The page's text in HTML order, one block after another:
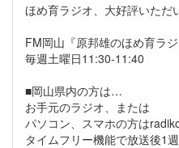
ほめ育ラジオ、大好評いただ
FM岡山『原邦雄のほめ育ラジ
毎週土曜日11:30-11:40
■岡山県内の方は…
お手元のラジオ、または
パソコン、スマホの方は
タイムフリー機能で放送後1